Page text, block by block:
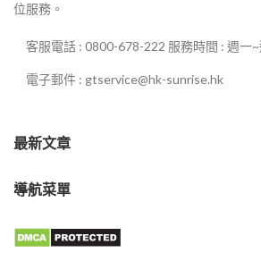
位服務。
客服電話 : 0800-678-222 服務時間 : 週一
電子郵件 : gtservice@hk-sunrise.hk
最新文章
導航菜單